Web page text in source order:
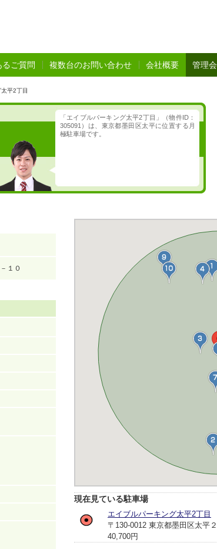
るご質問 複数台のお問い合わせ 会社概要 管理
平2丁目
「エイブルパーキング太平2丁目」（物件ID：
305091）は、東京都墨田区太平に位置する月
極駐車場です。
１０
現在見ている駐車場
エイブルパーキング太平2丁目
〒130-0012 東京都墨田区太平
40,700円